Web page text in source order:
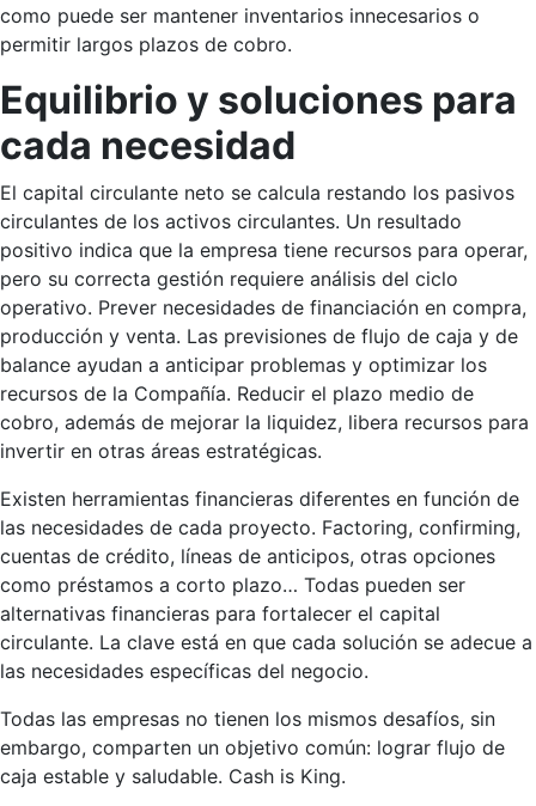
como puede ser mantener inventarios innecesarios o
permitir largos plazos de cobro.
Equilibrio y soluciones para
cada necesidad
El capital circulante neto se calcula restando los pasivos
circulantes de los activos circulantes. Un resultado
positivo indica que la empresa tiene recursos para operar,
pero su correcta gestión requiere análisis del ciclo
operativo. Prever necesidades de financiación en compra,
producción y venta. Las previsiones de flujo de caja y de
balance ayudan a anticipar problemas y optimizar los
recursos de la Compañía. Reducir el plazo medio de
cobro, además de mejorar la liquidez, libera recursos para
invertir en otras áreas estratégicas.
Existen herramientas financieras diferentes en función de
las necesidades de cada proyecto. Factoring, confirming,
cuentas de crédito, líneas de anticipos, otras opciones
como préstamos a corto plazo… Todas pueden ser
alternativas financieras para fortalecer el capital
circulante. La clave está en que cada solución se adecue a
las necesidades específicas del negocio.
Todas las empresas no tienen los mismos desafíos, sin
embargo, comparten un objetivo común: lograr flujo de
caja estable y saludable. Cash is King.